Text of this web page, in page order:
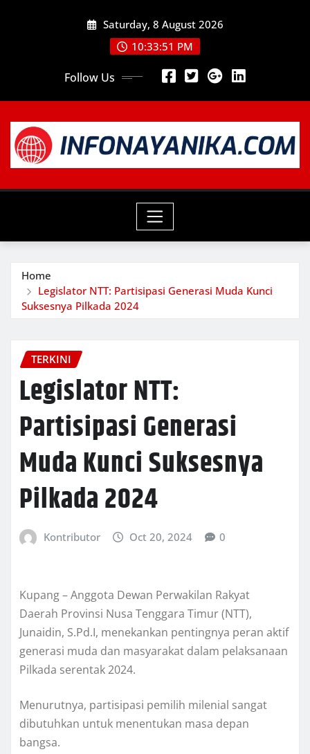
Saturday, 8 August 2026
10:33:52 PM
Follow Us
Home
Legislator NTT: Partisipasi Generasi Muda Kunci
Suksesnya Pilkada 2024
TERKINI
Legislator NTT:
Partisipasi Generasi
Muda Kunci Suksesnya
Pilkada 2024
Kontributor Oct 20, 2024 0
Kupang – Anggota Dewan Perwakilan Rakyat
Daerah Provinsi Nusa Tenggara Timur (NTT),
Junaidin, S.Pd.I, menekankan pentingnya peran aktif
generasi muda dan masyarakat dalam pelaksanaan
Pilkada serentak 2024.
Menurutnya, partisipasi pemilih milenial sangat
dibutuhkan untuk menentukan masa depan
bangsa.